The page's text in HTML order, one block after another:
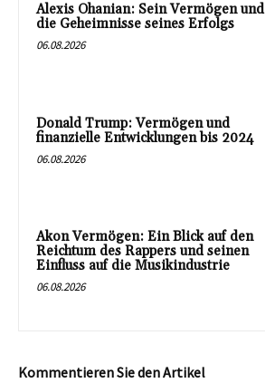
Alexis Ohanian: Sein Vermögen und
die Geheimnisse seines Erfolgs
06.08.2026
Donald Trump: Vermögen und
finanzielle Entwicklungen bis 2024
06.08.2026
Akon Vermögen: Ein Blick auf den
Reichtum des Rappers und seinen
Einfluss auf die Musikindustrie
06.08.2026
Kommentieren Sie den Artikel